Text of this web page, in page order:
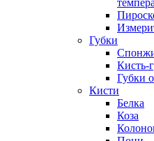
Губки
Кисть-
Губки
Кисти
Белка
Коза